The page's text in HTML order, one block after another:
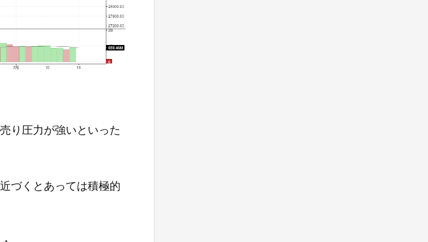
り圧力が強いといった
づくとあっては積極的